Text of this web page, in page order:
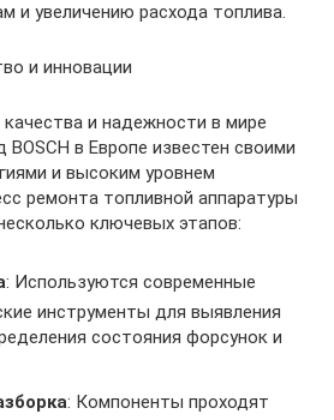
и увеличению расхода топлива.
и инновации
качества и надежности в мире
BOSCH в Европе известен своими
и высоким уровнем
ремонта топливной аппаратуры
ключевых этапов:
: Используются современные
инструменты для выявления
состояния форсунок и
: Компоненты проходят